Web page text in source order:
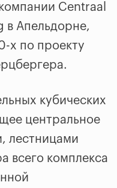
Centraal
в Апельдорне,
х по проекту
кубических
центральное
лестницами
всего комплекса